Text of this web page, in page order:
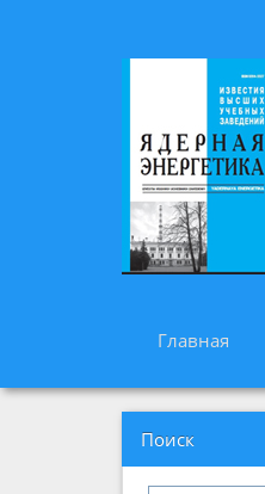
Главная
Поиск